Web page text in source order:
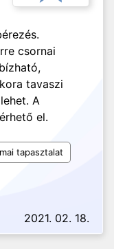
csornai
tavaszi
A
el.
tapasztalat
2021. 02. 18.